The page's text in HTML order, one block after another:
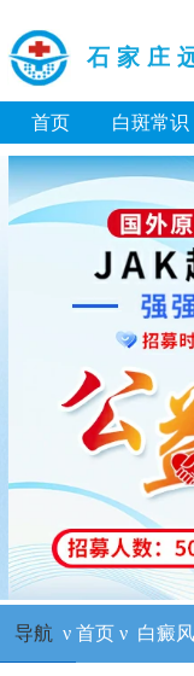
石家庄
首页 白斑常识
导航 ν 首页ν 白癜